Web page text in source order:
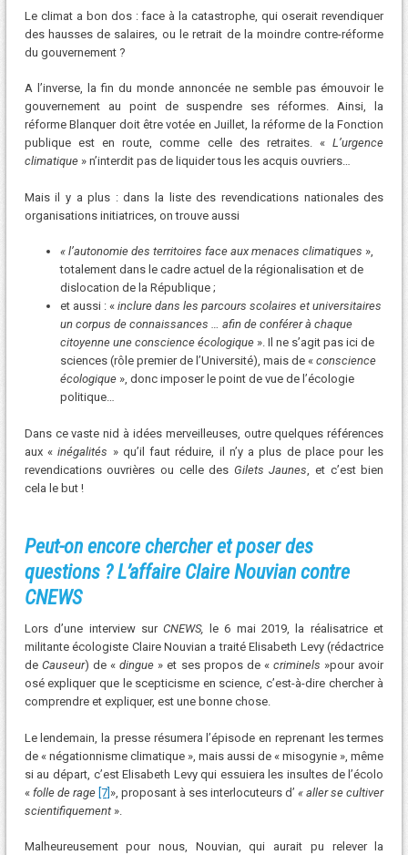
Le climat a bon dos : face à la catastrophe, qui oserait revendiquer
des hausses de salaires, ou le retrait de la moindre contre-réforme
du gouvernement ?
A l’inverse, la fin du monde annoncée ne semble pas émouvoir le
gouvernement au point de suspendre ses réformes. Ainsi, la
réforme Blanquer doit être votée en Juillet, la réforme de la Fonction
publique est en route, comme celle des retraites. «L’urgence
climatique » n’interdit pas de liquider tous les acquis ouvriers…
Mais il y a plus : dans la liste des revendications nationales des
organisations initiatrices, on trouve aussi
« l’autonomie des territoires face aux menaces climatiques »,
totalement dans le cadre actuel de la régionalisation et de
dislocation de la République ;
et aussi : « inclure dans les parcours scolaires et universitaires
un corpus de connaissances … afin de conférer à chaque
citoyenne une conscience écologique ». Il ne s’agit pas ici de
sciences (rôle premier de l’Université), mais de « conscience
écologique », donc imposer le point de vue de l’écologie
politique…
Dans ce vaste nid à idées merveilleuses, outre quelques références
aux «inégalités » qu’il faut réduire, il n’y a plus de place pour les
revendications ouvrières ou celle des Gilets Jaunes, et c’est bien
cela le but !
Peut-on encore chercher et poser des
questions ? L’affaire Claire Nouvian contre
CNEWS
Lors d’une interview surCNEWS,
le 6 mai 2019, la réalisatrice et
militante écologiste Claire Nouvian a traité Elisabeth Levy (rédactrice
de Causeur) de «dingue » et ses propos de «criminels »pour avoir
osé expliquer que le scepticisme en science, c’est-à-dire chercher à
comprendre et expliquer, est une bonne chose.
Le lendemain, la presse résumera l’épisode en reprenant les termes
de « négationnisme climatique », mais aussi de « misogynie », même
si au départ, c’est Elisabeth Levy qui essuiera les insultes de l’écolo
« folle de rage [7] », proposant à ses interlocuteurs d’« aller se cultiver
scientifiquement ».
Malheureusement pour nous, Nouvian, qui aurait pu relever la